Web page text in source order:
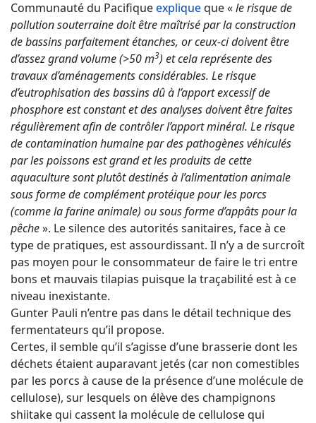
Communauté du Pacifiqueexpliqueque «le risque de
pollution souterraine doit être maîtrisé par la construction
de bassins parfaitement étanches, or ceux-ci doivent être
d’assez grand volume (>50 m3) et cela représente des
travaux d’aménagements considérables. Le risque
d’eutrophisation des bassins dû à l’apport excessif de
phosphore est constant et des analyses doivent être faites
régulièrement afin de contrôler l’apport minéral. Le risque
de contamination humaine par des pathogènes véhiculés
par les poissons est grand et les produits de cette
aquaculture sont plutôt destinés à l’alimentation animale
sous forme de complément protéique pour les porcs
(comme la farine animale) ou sous forme d’appâts pour la
pêche». Le silence des autorités sanitaires, face à ce
type de pratiques, est assourdissant. Il n’y a de surcroît
pas moyen pour le consommateur de faire le tri entre
bons et mauvais tilapias puisque la traçabilité est à ce
niveau inexistante.
Gunter Pauli n’entre pas dans le détail technique des
fermentateurs qu’il propose.
Certes, il semble qu’il s’agisse d’une brasserie dont les
déchets étaient auparavant jetés (car non comestibles
par les porcs à cause de la présence d’une molécule de
cellulose), sur lesquels on élève des champignons
shiitake qui cassent la molécule de cellulose qui